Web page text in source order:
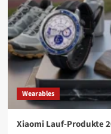
Wearables
Xiaomi Lauf-Produkte